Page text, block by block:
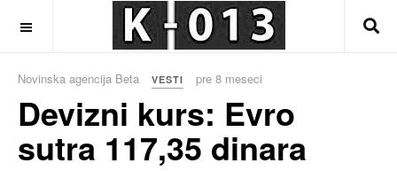
Novinska agencija Beta VESTI pre 8 meseci
Devizni kurs: Evro
sutra 117,35 dinara